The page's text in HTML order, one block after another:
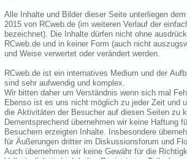
Alle Inhalte und Bilder dieser Seite unterliegen
2015 von RCweb.de (im weiteren Verlauf der
bezeichnet). Die Inhalte dürfen nicht ohne
RCweb.de und in keiner Form (auch nicht
und Weise verwertet oder verändert werden.
RCweb.de ist ein internatives Medium und der
sind sehr aufwendig und komplex.
Wir bitten daher um Verständnis wenn sich mal
Ebenso ist es uns nicht möglich zu jeder Zeit und
die Aktivitäten der Besucher auf diesen Seiten zu
Dementsprechend übernehmen wir keine Haftung
Besuchern erzeigten Inhalte. Insbesondere
für Äußerungen dritter im Diskussionsforum und
Auch übernehmen wir keine Gewähr für die